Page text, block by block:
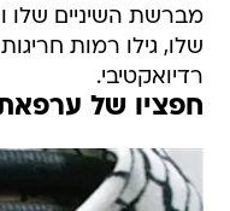
מברשת השיניים שלו
שלו, גילו רמות
רדיואקטיבי.
חפציו של